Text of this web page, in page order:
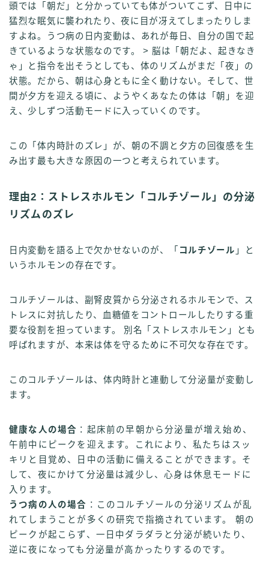
頭では「朝だ」と分かっていても体がついてこず、日中に
猛烈な眠気に襲われたり、夜に目が冴えてしまったりしま
すよね。うつ病の日内変動は、あれが毎日、自分の国で起
きているような状態なのです。 > 脳は「朝だよ、起きなき
ゃ」と指令を出そうとしても、体のリズムがまだ「夜」の
状態。だから、朝は心身ともに全く動けない。そして、世
間が夕方を迎える頃に、ようやくあなたの体は「朝」を迎
え、少しずつ活動モードに入っていくのです。
この「体内時計のズレ」が、朝の不調と夕方の回復感を生
み出す最も大きな原因の一つと考えられています。
理由2：ストレスホルモン「コルチゾール」の分泌
リズムのズレ
日内変動を語る上で欠かせないのが、「 コルチゾール 」と
いうホルモンの存在です。
コルチゾールは、副腎皮質から分泌されるホルモンで、ス
トレスに対抗したり、血糖値をコントロールしたりする重
要な役割を担っています。 別名「ストレスホルモン」とも
呼ばれますが、本来は体を守るために不可欠な存在です。
このコルチゾールは、体内時計と連動して分泌量が変動し
ます。
健康な人の場合 ：起床前の早朝から分泌量が増え始め、
午前中にピークを迎えます。これにより、私たちはスッ
キリと目覚め、日中の活動に備えることができます。そ
して、夜にかけて分泌量は減少し、心身は休息モードに
入ります。
うつ病の人の場合 ：このコルチゾールの分泌リズムが乱
れてしまうことが多くの研究で指摘されています。 朝の
ピークが起こらず、一日中ダラダラと分泌が続いたり、
逆に夜になっても分泌量が高かったりするのです。